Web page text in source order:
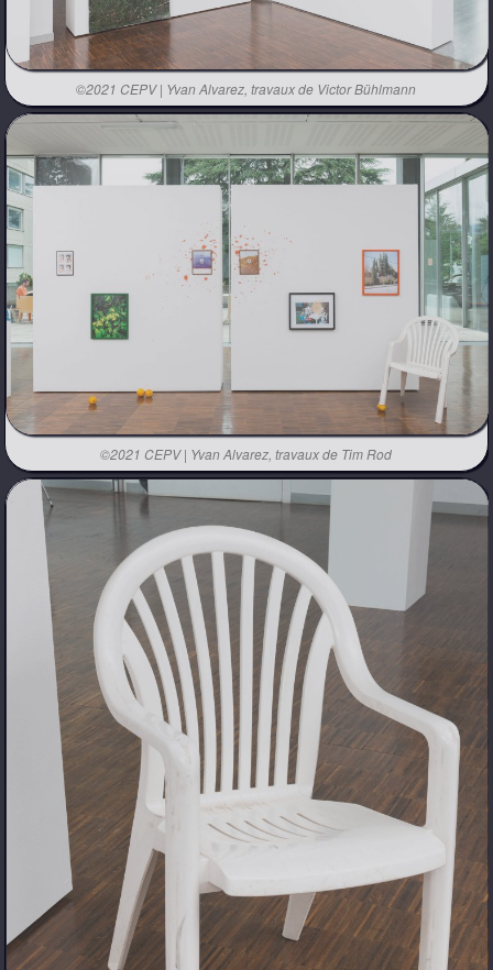
©2021 CEPV | Yvan Alvarez, travaux de Victor Bühlmann
©2021 CEPV | Yvan Alvarez, travaux de Tim Rod